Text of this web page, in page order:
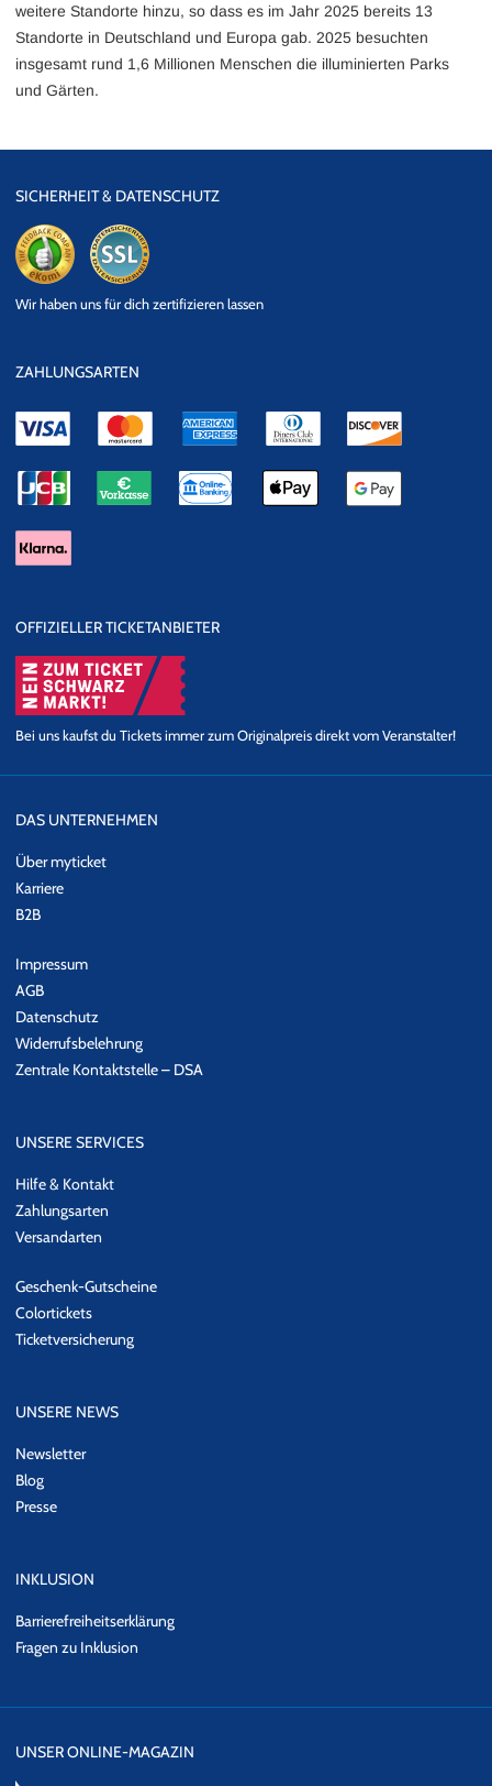
weitere Standorte hinzu, so dass es im Jahr 2025 bereits 13
Standorte in Deutschland und Europa gab. 2025 besuchten
insgesamt rund 1,6 Millionen Menschen die illuminierten Parks
und Gärten.
SICHERHEIT & DATENSCHUTZ
Datensicherheit
Wir haben uns für dich zertifizieren lassen
ZAHLUNGSARTEN
OFFIZIELLER TICKETANBIETER
Bei uns kaufst du Tickets immer zum Originalpreis direkt vom Veranstalter!
DAS UNTERNEHMEN
Über myticket
Karriere
B2B
Impressum
AGB
Datenschutz
Widerrufsbelehrung
Zentrale Kontaktstelle – DSA
UNSERE SERVICES
Hilfe & Kontakt
Zahlungsarten
Versandarten
Geschenk-Gutscheine
Colortickets
Ticketversicherung
UNSERE NEWS
Newsletter
Blog
Presse
INKLUSION
Barrierefreiheitserklärung
Fragen zu Inklusion
UNSER ONLINE-MAGAZIN